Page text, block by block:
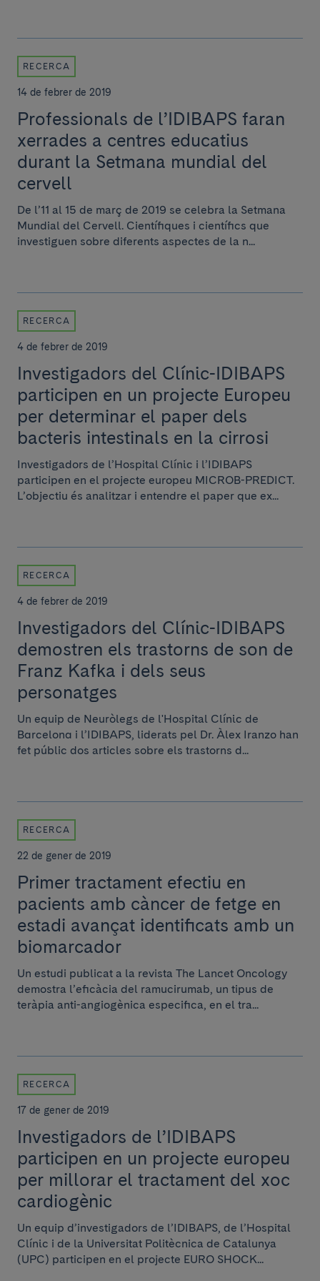
RECERCA
14 de febrer de 2019
Professionals de l’IDIBAPS faran
xerrades a centres educatius
durant la Setmana mundial del
cervell
De l’11 al 15 de març de 2019 se celebra la Setmana
Mundial del Cervell. Científiques i científics que
investiguen sobre diferents aspectes de la n...
RECERCA
4 de febrer de 2019
Investigadors del Clínic-IDIBAPS
participen en un projecte Europeu
per determinar el paper dels
bacteris intestinals en la cirrosi
Investigadors de l’Hospital Clínic i l’IDIBAPS
participen en el projecte europeu MICROB-PREDICT.
L’objectiu és analitzar i entendre el paper que ex...
RECERCA
4 de febrer de 2019
Investigadors del Clínic-IDIBAPS
demostren els trastorns de son de
Franz Kafka i dels seus
personatges
Un equip de Neuròlegs de l'Hospital Clínic de
Barcelona i l’IDIBAPS, liderats pel Dr. Àlex Iranzo han
fet públic dos articles sobre els trastorns d...
RECERCA
22 de gener de 2019
Primer tractament efectiu en
pacients amb càncer de fetge en
estadi avançat identificats amb un
biomarcador
Un estudi publicat a la revista The Lancet Oncology
demostra l’eficàcia del ramucirumab, un tipus de
teràpia anti-angiogènica especifica, en el tra...
RECERCA
17 de gener de 2019
Investigadors de l’IDIBAPS
participen en un projecte europeu
per millorar el tractament del xoc
cardiogènic
Un equip d’investigadors de l’IDIBAPS, de l’Hospital
Clínic i de la Universitat Politècnica de Catalunya
(UPC) participen en el projecte EURO SHOCK...